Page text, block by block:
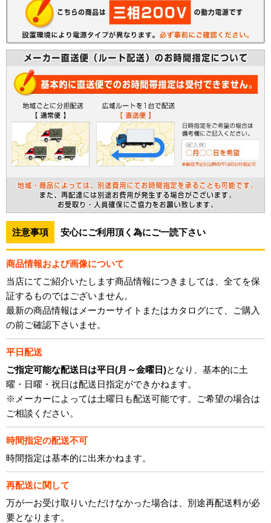
注意事項 安心にご利用頂く為にご一読下さい
商品情報および画像について
当店にてご紹介いたします商品情報につきましては、全てを保
証するものではございません。
最新の商品情報はメーカーサイトまたはカタログにて、ご購入
の前ご確認下さいませ。
平日配送
ご指定可能な配送日は平日(月～金曜日)となり、基本的に土
曜・日曜・祝日は配送日指定ができかねます。
※メーカーによっては土曜日も配送可能です。ご希望の場合は
ご相談ください。
時間指定の配送不可
時間指定は基本的に出来かねます。
再配送に関して
万が一お受け取りいただけなかった場合は、別途再配送料が必
要となります。